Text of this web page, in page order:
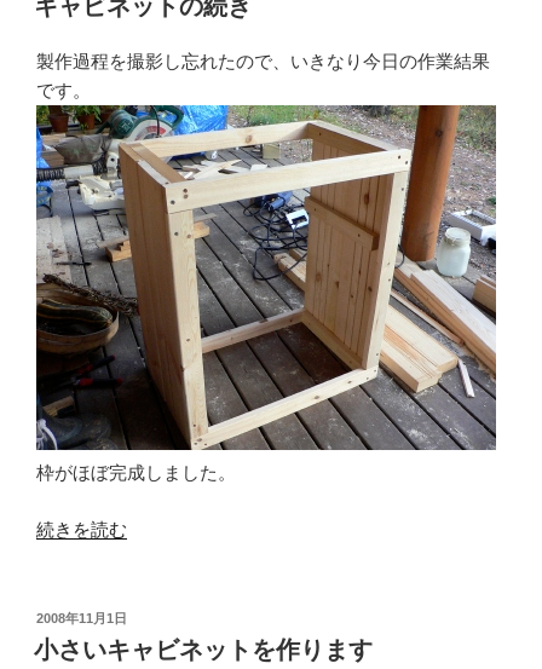
コ
マ”
の
日:
キャビネットの続き
製作過程を撮影し忘れたので、いきなり今日の作業結果
です。
枠がほぼ完成しました。
“キ
ネ
ッ
続きを読む
投
稿
日:
2008年11月1日
小さいキャビネットを作ります